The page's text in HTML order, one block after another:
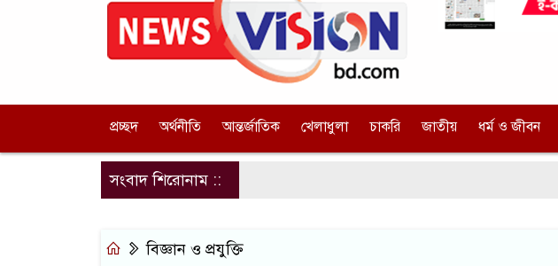
প্রচ্ছদ অর্থনীতি আন্তর্জাতিক খেলাধুলা চাকরি জাতীয় ধর্ম ও জীবন
সংবাদ শিরোনাম ::
বিজ্ঞান ও প্রযুক্তি